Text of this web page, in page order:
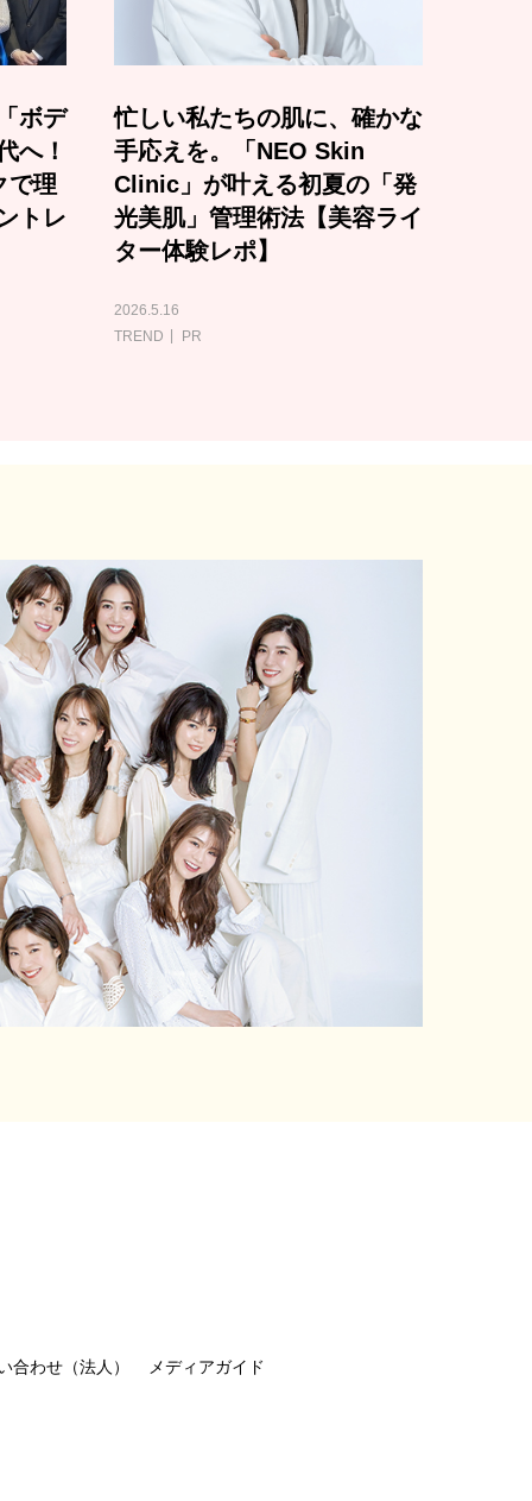
ボデ
へ！
で理
トレ
忙しい私たちの肌に、確かな
手応えを。「NEO Skin
Clinic」が叶える初夏の「発
光美肌」管理術法【美容ライ
ター体験レポ】
2026.5.16
TREND
PR
合わせ（法人） メディアガイド